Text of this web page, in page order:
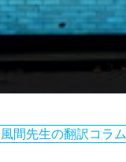
風間先生の翻訳コラム